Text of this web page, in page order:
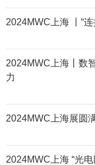
2024MWC上海 丨“
2024MWC上海丨数
力
2024MWC上海展圆
2024MWC上海 “光